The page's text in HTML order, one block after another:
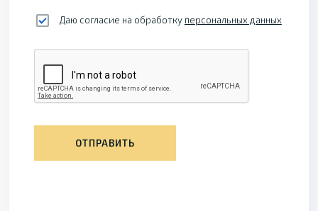
Даю согласие на обработку персональных данных
ОТПРАВИТЬ